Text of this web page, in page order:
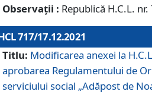
Observații : Republică H.C.L.
717/17.12.2021
Titlu: Modificarea anexei la
aprobarea Regulamentului de
serviciului social „Adăpost de